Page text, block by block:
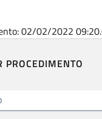
02/02/2022
PROCEDIMENTO